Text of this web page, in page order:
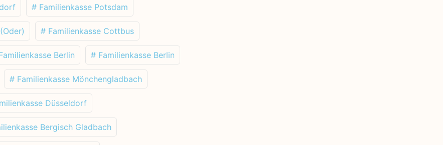
# Familienkasse Potsdam
# Familienkasse Cottbus
Berlin # Familienkasse Berlin
# Familienkasse Mönchengladbach
Düsseldorf
Bergisch Gladbach